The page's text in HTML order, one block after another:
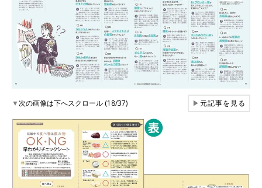
▼次の画像は下へスクロール (18/37) ▶元記事を見る